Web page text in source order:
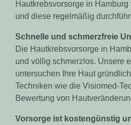
Hautkrebsvorsorge in
und diese regelmäßig
Schnelle und schmerzfreie
Die Hautkrebsvorsorge in
und völlig schmerzlos. Unsere
untersuchen Ihre Haut
Techniken wie die Visiomed-
Bewertung von
Vorsorge ist kostengünstig